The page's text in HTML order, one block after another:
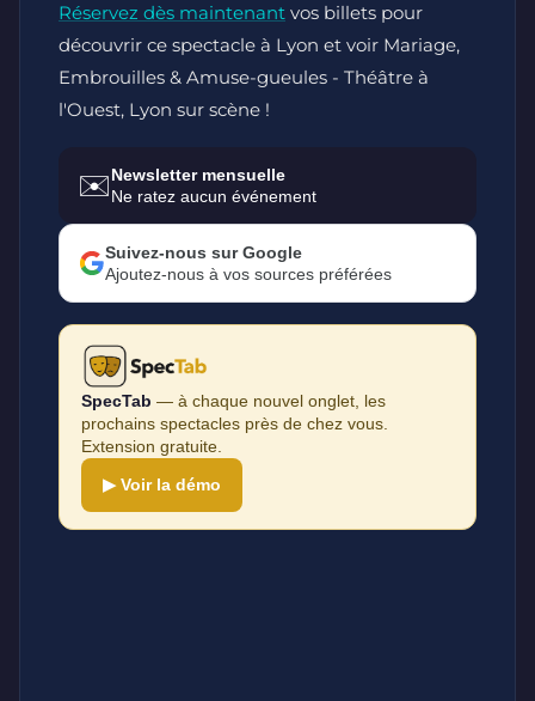
Réservez dès maintenant vos billets pour
découvrir ce spectacle à Lyon et voir Mariage,
Embrouilles & Amuse-gueules - Théâtre à
l'Ouest, Lyon sur scène !
✉️Newsletter mensuelle
Ne ratez aucun événement
Suivez-nous sur Google
Ajoutez-nous à vos sources préférées
SpecTab — à chaque nouvel onglet, les
prochains spectacles près de chez vous.
Extension gratuite.
▶ Voir la démo